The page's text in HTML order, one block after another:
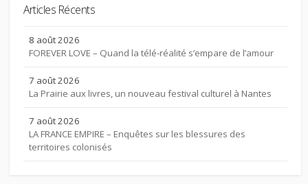
Articles Récents
8 août 2026
FOREVER LOVE – Quand la télé-réalité s’empare de l’amour
7 août 2026
La Prairie aux livres, un nouveau festival culturel à Nantes
7 août 2026
LA FRANCE EMPIRE – Enquêtes sur les blessures des
territoires colonisés